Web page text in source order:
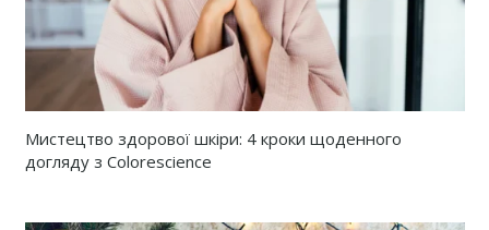
Мистецтво здорової шкіри: 4 кроки щоденного
догляду з Colorescience